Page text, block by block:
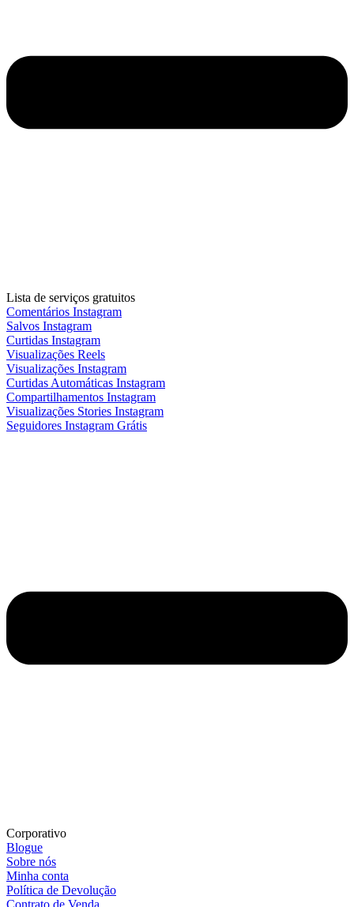
Lista de serviços gratuitos
Comentários Instagram
Salvos Instagram
Curtidas Instagram
Visualizações Reels
Visualizações Instagram
Curtidas Automáticas Instagram
Compartilhamentos Instagram
Visualizações Stories Instagram
Seguidores Instagram Grátis
Corporativo
Blogue
Sobre nós
Minha conta
Política de Devolução
Contrato de Venda